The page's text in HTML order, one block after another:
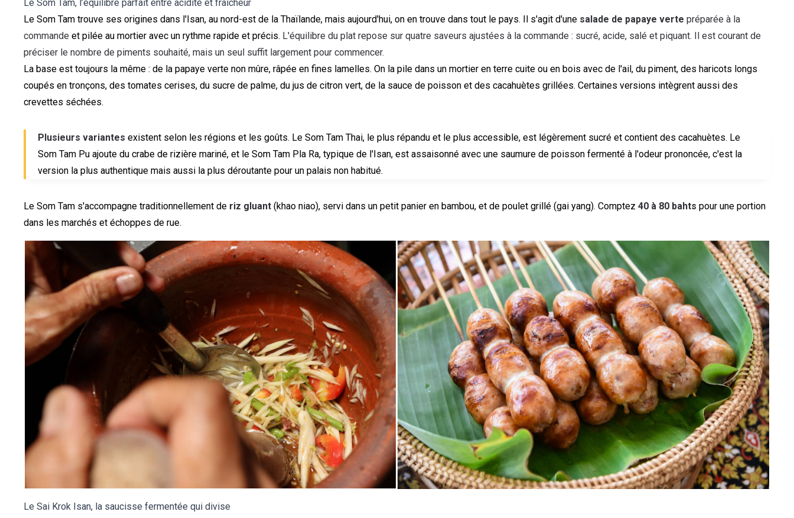
Le Som Tam, l’équilibre parfait entre acidité et fraîcheur
Le Som Tam trouve ses origines dans l'Isan, au nord-est de la Thaïlande, mais aujourd'hui, on en trouve dans tout le pays. Il s'agit d'une salade de papaye verte préparée à la
commande et pilée au mortier avec un rythme rapide et précis. L'équilibre du plat repose sur quatre saveurs ajustées à la commande : sucré, acide, salé et piquant. Il est courant de
préciser le nombre de piments souhaité, mais un seul suffit largement pour commencer.
La base est toujours la même : de la papaye verte non mûre, râpée en fines lamelles. On la pile dans un mortier en terre cuite ou en bois avec de l'ail, du piment, des haricots longs
coupés en tronçons, des tomates cerises, du sucre de palme, du jus de citron vert, de la sauce de poisson et des cacahuètes grillées. Certaines versions intègrent aussi des
crevettes séchées.
Plusieurs variantes existent selon les régions et les goûts. Le Som Tam Thai, le plus répandu et le plus accessible, est légèrement sucré et contient des cacahuètes. Le
Som Tam Pu ajoute du crabe de rizière mariné, et le Som Tam Pla Ra, typique de l'Isan, est assaisonné avec une saumure de poisson fermenté à l'odeur prononcée, c'est la
version la plus authentique mais aussi la plus déroutante pour un palais non habitué.
Le Som Tam s'accompagne traditionnellement de riz gluant (khao niao), servi dans un petit panier en bambou, et de poulet grillé (gai yang). Comptez 40 à 80 bahts pour une portion
dans les marchés et échoppes de rue.
Le Sai Krok Isan, la saucisse fermentée qui divise